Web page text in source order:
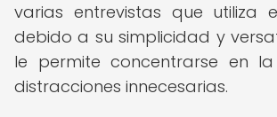
varias entrevistas que utiliza
debido a su simplicidad y
le permite concentrarse en
distracciones innecesarias.